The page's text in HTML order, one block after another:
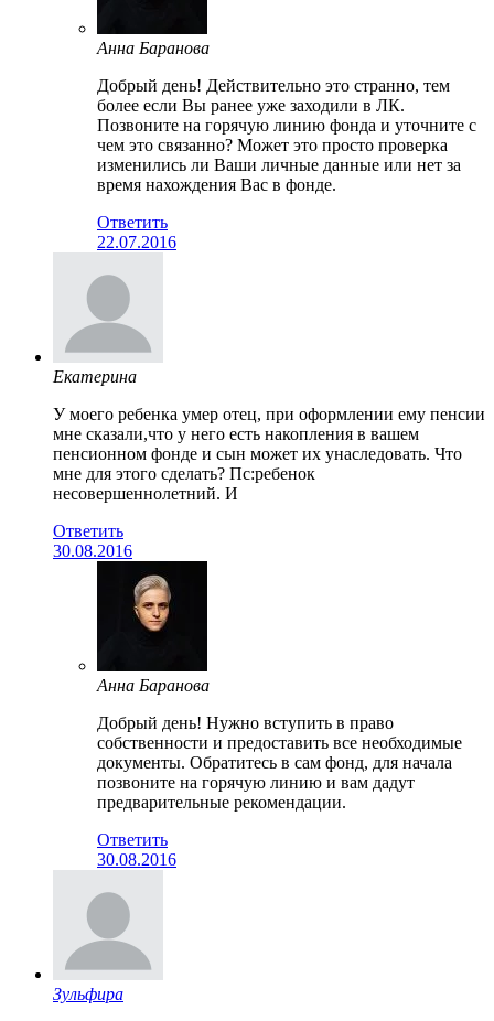
Анна Баранова
Добрый день! Действительно это странно, тем
более если Вы ранее уже заходили в ЛК.
Позвоните на горячую линию фонда и уточните с
чем это связанно? Может это просто проверка
изменились ли Ваши личные данные или нет за
время нахождения Вас в фонде.
Ответить
22.07.2016
Екатерина
У моего ребенка умер отец, при оформлении ему пенсии
мне сказали,что у него есть накопления в вашем
пенсионном фонде и сын может их унаследовать. Что
мне для этого сделать? Пс:ребенок
несовершеннолетний. И
Ответить
30.08.2016
Анна Баранова
Добрый день! Нужно вступить в право
собственности и предоставить все необходимые
документы. Обратитесь в сам фонд, для начала
позвоните на горячую линию и вам дадут
предварительные рекомендации.
Ответить
30.08.2016
Зульфира